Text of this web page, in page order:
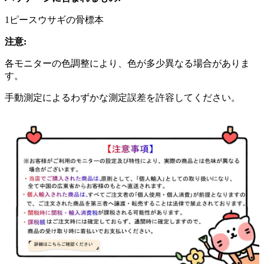
1ピースウサギの骨標本
注意:
各モニターの色調整により、色が多少異なる場合がありま
す。
手動測定によるわずかな測定誤差を許容してください。